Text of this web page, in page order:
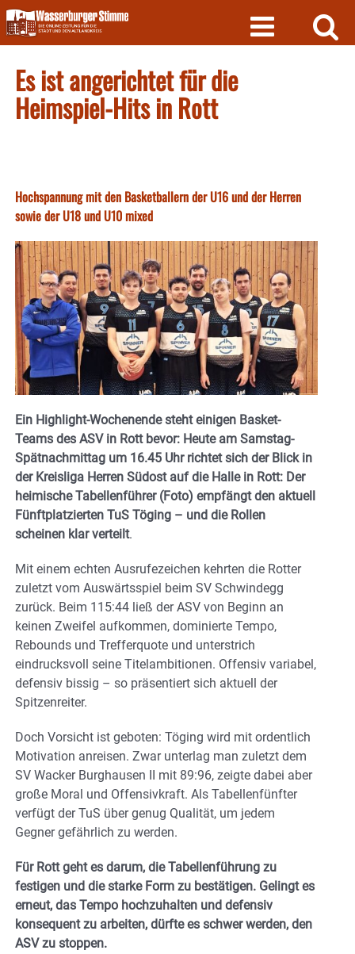
Skip
to
content
Es ist angerichtet für die
Heimspiel-Hits in Rott
Hochspannung mit den Basketballern der U16 und der Herren
sowie der U18 und U10 mixed
Ein Highlight-Wochenende steht einigen Basket-
Teams des ASV in Rott bevor: Heute am Samstag-
Spätnachmittag um 16.45 Uhr richtet sich der Blick in
der Kreisliga Herren Südost auf die Halle in Rott: Der
heimische Tabellenführer (Foto) empfängt den aktuell
Fünftplatzierten TuS Töging – und die Rollen
scheinen klar verteilt.
Mit einem echten Ausrufezeichen kehrten die Rotter
zuletzt vom Auswärtsspiel beim SV Schwindegg
zurück. Beim 115:44 ließ der ASV von Beginn an
keinen Zweifel aufkommen, dominierte Tempo,
Rebounds und Trefferquote und unterstrich
eindrucksvoll seine Titelambitionen. Offensiv variabel,
defensiv bissig – so präsentiert sich aktuell der
Spitzenreiter.
Doch Vorsicht ist geboten: Töging wird mit ordentlich
Motivation anreisen. Zwar unterlag man zuletzt dem
SV Wacker Burghausen II mit 89:96, zeigte dabei aber
große Moral und Offensivkraft. Als Tabellenfünfter
verfügt der TuS über genug Qualität, um jedem
Gegner gefährlich zu werden.
Für Rott geht es darum, die Tabellenführung zu
festigen und die starke Form zu bestätigen. Gelingt es
erneut, das Tempo hochzuhalten und defensiv
konsequent zu arbeiten, dürfte es schwer werden, den
ASV zu stoppen.